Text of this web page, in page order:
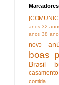
Marcadores
anos 32
anos 38
novo
boas
Brasil
casamento
comida